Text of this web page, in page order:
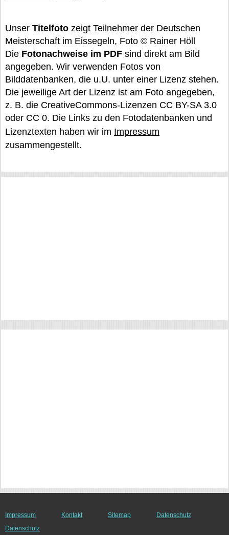
Unser Titelfoto zeigt Teilnehmer der Deutschen
Meisterschaft im Eissegeln, Foto © Rainer Höll
Die Fotonachweise im PDF sind direkt am Bild
angegeben. Wir verwenden Fotos von
Bilddatenbanken, die u.U. unter einer Lizenz stehen.
Die jeweilige Art der Lizenz ist am Foto angegeben,
z. B. die CreativeCommons-Lizenzen CC BY-SA 3.0
oder CC 0. Die Links zu den Fotodatenbanken und
Lizenztexten haben wir im Impressum
zusammengestellt.
Impressum Kontakt Sitemap
Datenschutz
Datenschutz